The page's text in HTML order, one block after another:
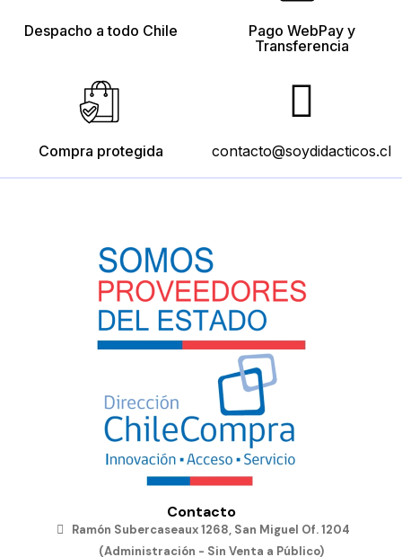
Despacho a todo Chile
Pago WebPay y
Transferencia
Compra protegida contacto@soydidacticos.cl
Contacto
Ramón Subercaseaux 1268, San Miguel Of. 1204
(Administración - Sin Venta a Público)